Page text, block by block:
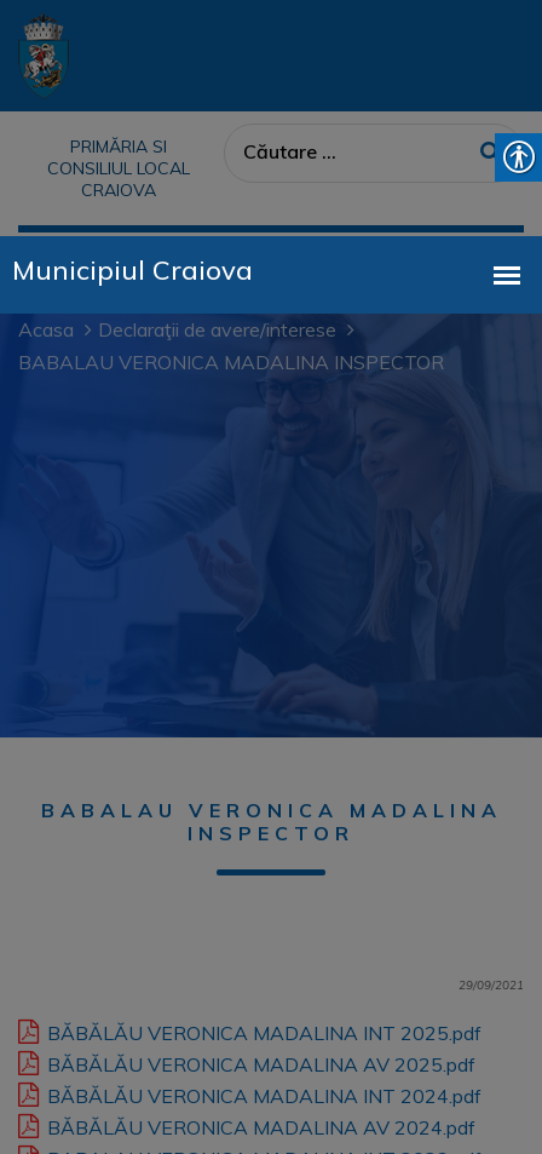
PRIMĂRIA SI
CONSILIUL LOCAL
CRAIOVA
Acasa
Declaraţii de avere/interese
BABALAU VERONICA MADALINA INSPECTOR
BABALAU VERONICA MADALINA
INSPECTOR
29/09/2021
BĂBĂLĂU VERONICA MADALINA INT 2025.pdf
BĂBĂLĂU VERONICA MADALINA AV 2025.pdf
BĂBĂLĂU VERONICA MADALINA INT 2024.pdf
BĂBĂLĂU VERONICA MADALINA AV 2024.pdf